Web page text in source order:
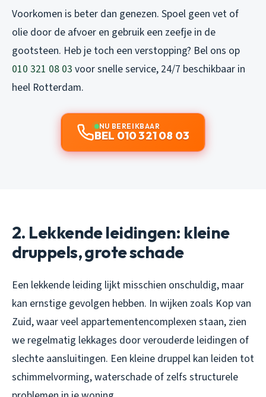
Voorkomen is beter dan genezen. Spoel geen vet of
olie door de afvoer en gebruik een zeefje in de
gootsteen. Heb je toch een verstopping? Bel ons op
010 321 08 03 voor snelle service, 24/7 beschikbaar in
heel Rotterdam.
NU BEREIKBAAR
BEL 010 321 08 03
2. Lekkende leidingen: kleine
druppels, grote schade
Een lekkende leiding lijkt misschien onschuldig, maar
kan ernstige gevolgen hebben. In wijken zoals Kop van
Zuid, waar veel appartementencomplexen staan, zien
we regelmatig lekkages door verouderde leidingen of
slechte aansluitingen. Een kleine druppel kan leiden tot
schimmelvorming, waterschade of zelfs structurele